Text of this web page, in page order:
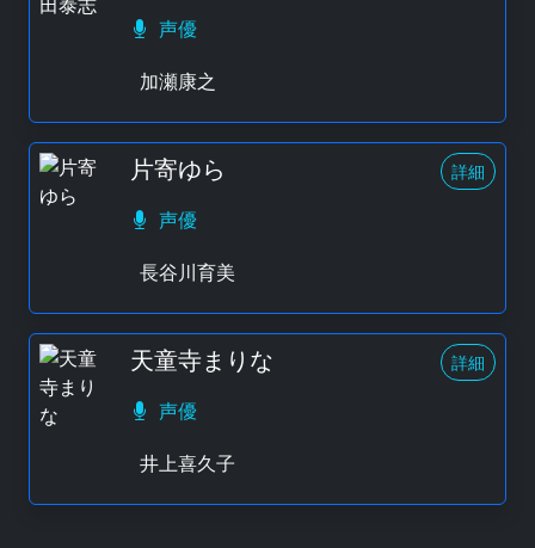
声優
加瀬康之
片寄ゆら 詳細
声優
長谷川育美
天童寺まりな 詳細
声優
井上喜久子